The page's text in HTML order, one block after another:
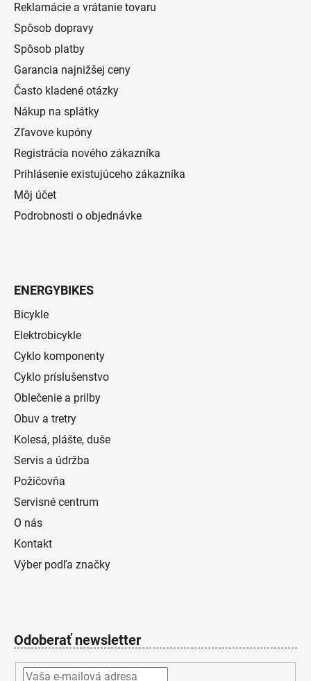
Reklamácie a vrátanie tovaru
Spôsob dopravy
Spôsob platby
Garancia najnižšej ceny
Často kladené otázky
Nákup na splátky
Zľavove kupóny
Registrácia nového zákazníka
Prihlásenie existujúceho zákazníka
Môj účet
Podrobnosti o objednávke
ENERGYBIKES
Bicykle
Elektrobicykle
Cyklo komponenty
Cyklo príslušenstvo
Oblečenie a prilby
Obuv a tretry
Kolesá, plášte, duše
Servis a údržba
Požičovňa
Servisné centrum
O nás
Kontakt
Výber podľa značky
Odoberať newsletter